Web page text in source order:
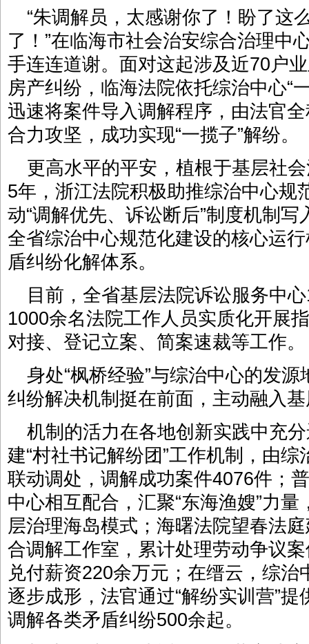
“朱调解员，太感谢你了！盼了这
了！”在临海市社会治安综合治理中
手连连道谢。面对这起涉及近70户
房产纠纷，临海法院依托综治中心“
迅速将案件导入调解程序，由法官
合力攻坚，成功实现“一揽子”解纷。
更高水平的平安，植根于基层社
5年，浙江法院积极助推综治中心规
动“调解优先、诉讼断后”制度机制
全省综治中心规范化建设的核心运
盾纠纷化解体系。
目前，全省基层法院诉讼服务中
1000余名法院工作人员实质化开展
对接、登记立案、简案速裁等工作。
身处“枫桥经验”与综治中心的发
纠纷解决机制挺在前面，主动融入
机制的活力在各地创新实践中充
建“村社书记解纷团”工作机制，由
联动调处，调解成功案件4076件；
中心相互配合，汇聚“东海渔嫂”力
层治理海岛模式；海曙法院望春法
合调解工作室，累计处理劳动争议
兑付薪资220余万元；在缙云，综
逐步成形，法官通过“解纷实训营”
调解各类矛盾纠纷500余起。